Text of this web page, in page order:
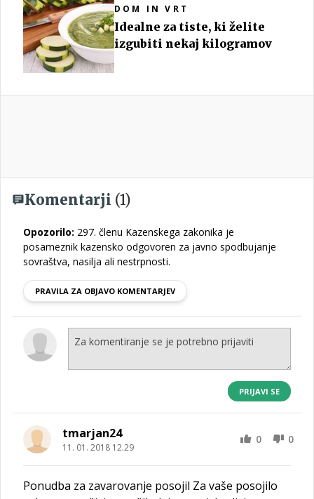
DOM IN VRT
Idealne za tiste, ki želite
izgubiti nekaj kilogramov
Komentarji (1)
Opozorilo: 297. členu Kazenskega zakonika je
posameznik kazensko odgovoren za javno spodbujanje
sovraštva, nasilja ali nestrpnosti.
PRAVILA ZA OBJAVO KOMENTARJEV
PRIJAVI SE
tmarjan24
11. 01. 2018 12.29
0 0
Ponudba za zavarovanje posojil Za vaše posojilo